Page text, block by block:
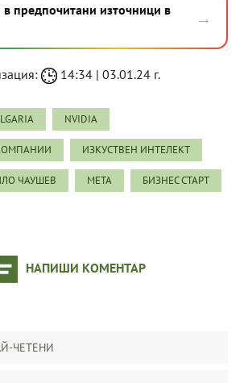
предпочитани източници в
→
14:34 | 03.01.24 г.
NVIDIA
ИЗКУСТВЕН ИНТЕЛЕКТ
ЧАУШЕВ META БИЗНЕС СТАРТ
НАПИШИ КОМЕНТАР
ЧЕТЕНИ